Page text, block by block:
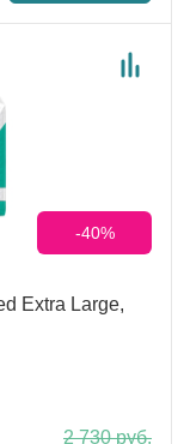
-40%
Extra Large,
2 730руб.